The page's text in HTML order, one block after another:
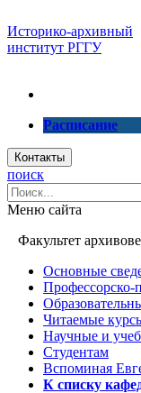
Историко-архивный
институт РГГУ
Расписание
Контакты
поиск
Меню сайта
Факультет
Основные
Профессорско-
Читаемые
Научные и
Студентам
Вспоминая
К списку